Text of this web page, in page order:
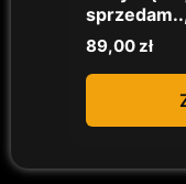
89,00 zł